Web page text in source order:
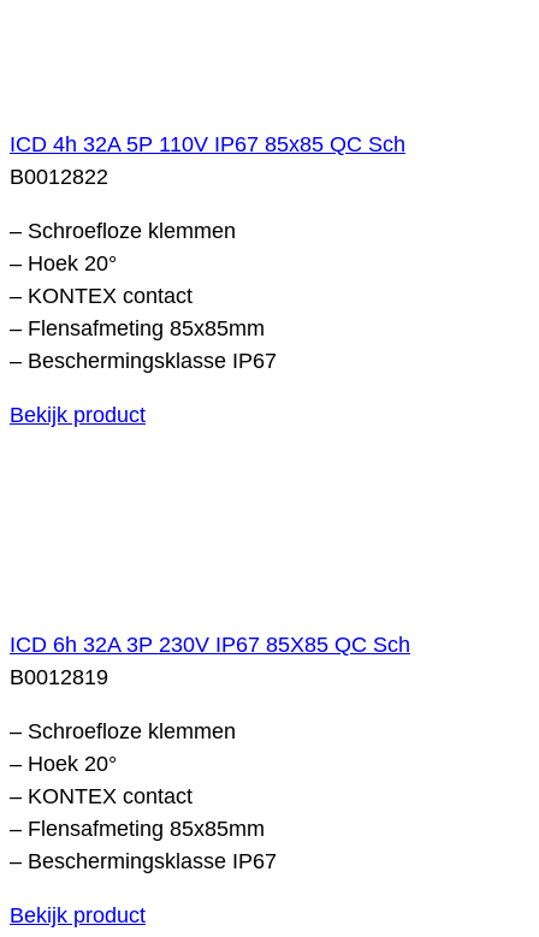
ICD 4h 32A 5P 110V IP67 85x85 QC Sch
B0012822
– Schroefloze klemmen
– Hoek 20°
– KONTEX contact
– Flensafmeting 85x85mm
– Beschermingsklasse IP67
Bekijk product
ICD 6h 32A 3P 230V IP67 85X85 QC Sch
B0012819
– Schroefloze klemmen
– Hoek 20°
– KONTEX contact
– Flensafmeting 85x85mm
– Beschermingsklasse IP67
Bekijk product